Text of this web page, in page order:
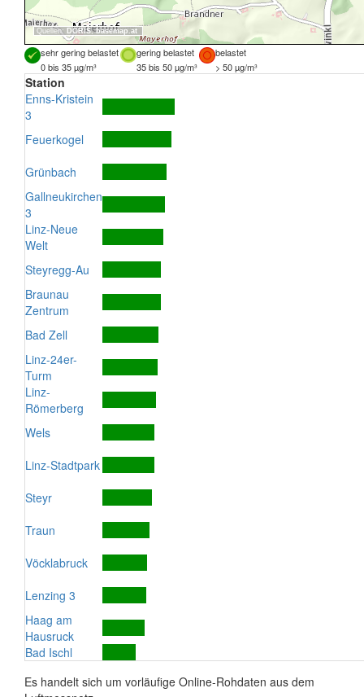
Quellen: DORIS,basemap.at
sehr gering belastet gering belastet
belastet
0 bis 35 µg/m³
35 bis 50 µg/m³ > 50 µg/m³
Station
Enns-Kristein
3
Feuerkogel
Grünbach
Gallneukirchen
3
Linz-Neue
Welt
Steyregg-Au
Braunau
Zentrum
Bad Zell
Linz-24er-
Turm
Linz-
Römerberg
Wels
Linz-Stadtpark
Steyr
Traun
Vöcklabruck
Lenzing 3
Haag am
Hausruck
Bad Ischl
Es handelt sich um vorläufige Online-Rohdaten aus dem